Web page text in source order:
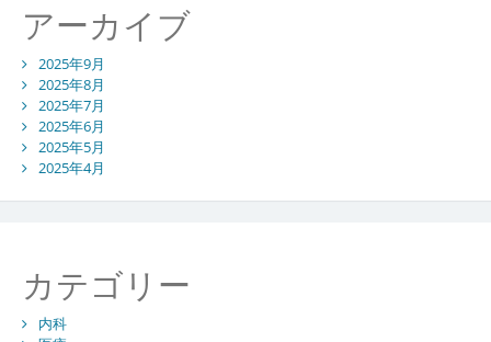
アーカイブ
2025年9月
2025年8月
2025年7月
2025年6月
2025年5月
2025年4月
カテゴリー
内科